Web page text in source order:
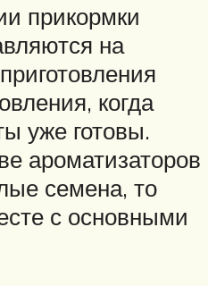
прикормки
на
когда
уже готовы.
ароматизаторов
семена, то
с основными